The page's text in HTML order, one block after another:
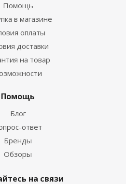
Помощь
в магазине
оплаты
доставки
на товар
Помощь
Блог
ответ
Бренды
Обзоры
на связи